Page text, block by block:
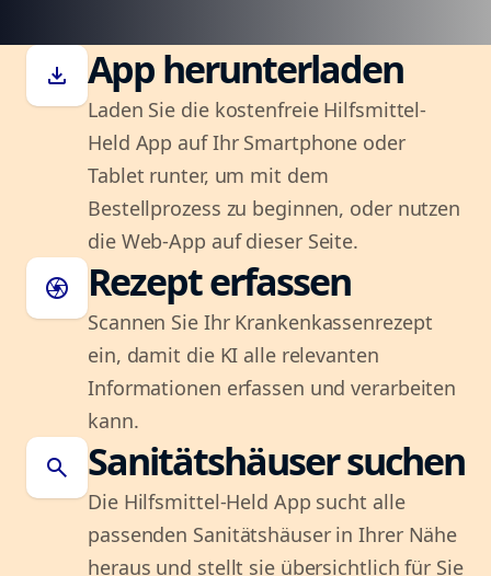
download App herunterladen
Laden Sie die kostenfreie Hilfsmittel-
Held App auf Ihr Smartphone oder
Tablet runter, um mit dem
Bestellprozess zu beginnen, oder nutzen
die Web-App auf dieser Seite.
camera Rezept erfassen
Scannen Sie Ihr Krankenkassenrezept
ein, damit die KI alle relevanten
Informationen erfassen und verarbeiten
kann.
search Sanitätshäuser suchen
Die Hilfsmittel-Held App sucht alle
passenden Sanitätshäuser in Ihrer Nähe
heraus und stellt sie übersichtlich für Sie